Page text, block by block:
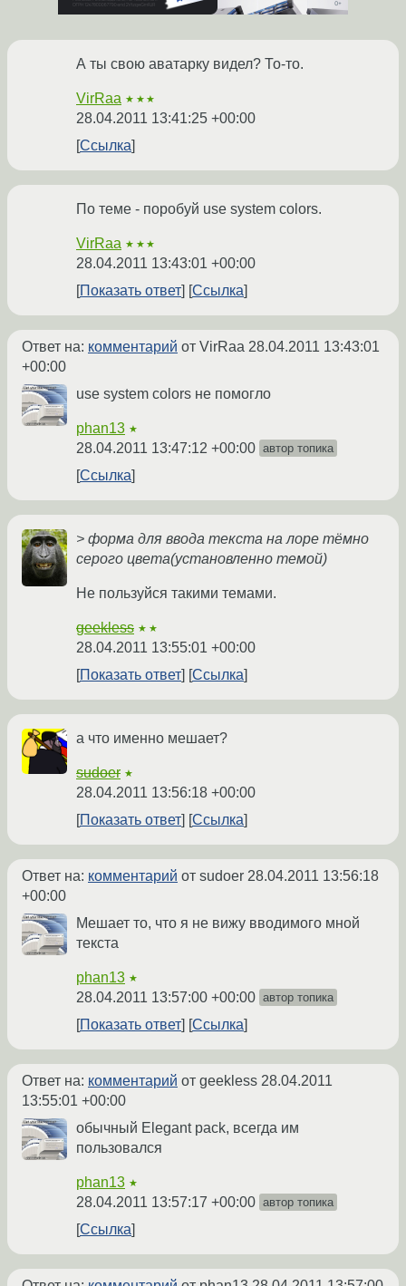
А ты свою аватарку видел? То-то.
VirRaa ★★★
28.04.2011 13:41:25 +00:00
Ссылка
По теме - поробуй use system colors.
VirRaa ★★★
28.04.2011 13:43:01 +00:00
Показать ответ
Ссылка
Ответ на: комментарий от VirRaa 28.04.2011 13:43:01
+00:00
use system colors не помогло
phan13 ★
28.04.2011 13:47:12 +00:00 автор топика
Ссылка
> форма для ввода текста на лоре тёмно
серого цвета(установленно темой)
Не пользуйся такими темами.
geekless ★★
28.04.2011 13:55:01 +00:00
Показать ответ
Ссылка
а что именно мешает?
sudoer ★
28.04.2011 13:56:18 +00:00
Показать ответ
Ссылка
Ответ на: комментарий от sudoer 28.04.2011 13:56:18
+00:00
Мешает то, что я не вижу вводимого мной
текста
phan13 ★
28.04.2011 13:57:00 +00:00 автор топика
Показать ответ Ссылка
Ответ на: комментарий от geekless 28.04.2011
13:55:01 +00:00
обычный Elegant pack, всегда им
пользовался
phan13 ★
28.04.2011 13:57:17 +00:00 автор топика
Ссылка